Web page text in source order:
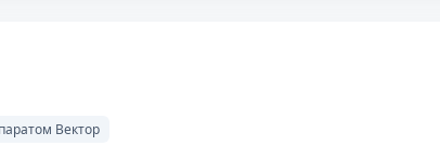
Вектор